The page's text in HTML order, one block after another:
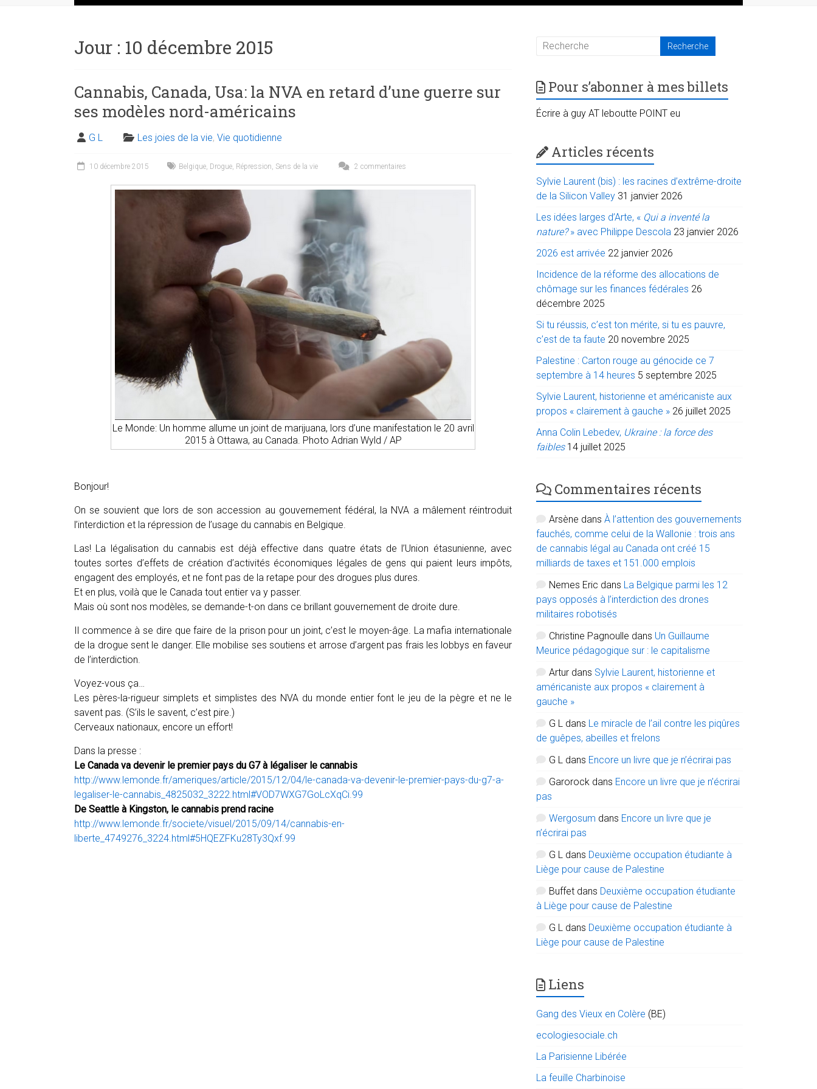
Jour : 10 décembre 2015
Cannabis, Canada, Usa: la NVA en retard d’une guerre sur
ses modèles nord-américains
G L Les joies de la vie, Vie quotidienne
10 décembre 2015 Belgique Drogue Répression Sens de la vie 2 commentaires
Le Monde: Un homme allume un joint de marijuana, lors d’une manifestation le 20 avril
2015 à Ottawa, au Canada. Photo Adrian Wyld / AP
Bonjour!
On se souvient que lors de son accession au gouvernement fédéral, la NVA a mâlement réintroduit
l’interdiction et la répression de l’usage du cannabis en Belgique.
Las! La légalisation du cannabis est déjà effective dans quatre états de l’Union étasunienne, avec
toutes sortes d’effets de création d’activités économiques légales de gens qui paient leurs impôts,
engagent des employés, et ne font pas de la retape pour des drogues plus dures.
Et en plus, voilà que le Canada tout entier va y passer.
Mais où sont nos modèles, se demande-t-on dans ce brillant gouvernement de droite dure.
Il commence à se dire que faire de la prison pour un joint, c’est le moyen-âge. La mafia internationale
de la drogue sent le danger. Elle mobilise ses soutiens et arrose d’argent pas frais les lobbys en faveur
de l’interdiction.
Voyez-vous ça…
Les pères-la-rigueur simplets et simplistes des NVA du monde entier font le jeu de la pègre et ne le
savent pas. (S’ils le savent, c’est pire.)
Cerveaux nationaux, encore un effort!
Dans la presse :
Le Canada va devenir le premier pays du G7 à légaliser le cannabis
http://www.lemonde.fr/ameriques/article/2015/12/04/le-canada-va-devenir-le-premier-pays-du-g7-a-
legaliser-le-cannabis_4825032_3222.html#VOD7WXG7GoLcXqCi.99
De Seattle à Kingston, le cannabis prend racine
http://www.lemonde.fr/societe/visuel/2015/09/14/cannabis-en-
liberte_4749276_3224.html#5HQEZFKu28Ty3Qxf.99
Pour s’abonner à mes billets
Écrire à guy AT leboutte POINT eu
Articles récents
Sylvie Laurent (bis) : les racines d’extrême-droite
de la Silicon Valley 31 janvier 2026
Les idées larges d’Arte, « Qui a inventé la
nature?» avec Philippe Descola 23 janvier 2026
2026 est arrivée 22 janvier 2026
Incidence de la réforme des allocations de
chômage sur les finances fédérales 26
décembre 2025
Si tu réussis, c’est ton mérite, si tu es pauvre,
c’est de ta faute 20 novembre 2025
Palestine : Carton rouge au génocide ce 7
septembre à 14 heures 5 septembre 2025
Sylvie Laurent, historienne et américaniste aux
propos « clairement à gauche » 26 juillet 2025
Anna Colin Lebedev, Ukraine : la force des
faibles 14 juillet 2025
Commentaires récents
Arsène dansÀ l’attention des gouvernements
fauchés, comme celui de la Wallonie : trois ans
de cannabis légal au Canada ont créé 15
milliards de taxes et 151.000 emplois
Nemes Eric dans La Belgique parmi les 12
pays opposés à l’interdiction des drones
militaires robotisés
Christine Pagnoulle dans Un Guillaume
Meurice pédagogique sur : le capitalisme
Artur dans Sylvie Laurent, historienne et
américaniste aux propos « clairement à
gauche »
G L dans Le miracle de l’ail contre les piqûres
de guêpes, abeilles et frelons
G L dans Encore un livre que je n’écrirai pas
Garorock dans Encore un livre que je n’écrirai
pas
Wergosum dans Encore un livre que je
n’écrirai pas
G L dans Deuxième occupation étudiante à
Liège pour cause de Palestine
Buffet dans Deuxième occupation étudiante
à Liège pour cause de Palestine
G L dans Deuxième occupation étudiante à
Liège pour cause de Palestine
Liens
Gang des Vieux en Colère (BE)
ecologiesociale.ch
La Parisienne Libérée
La feuille Charbinoise